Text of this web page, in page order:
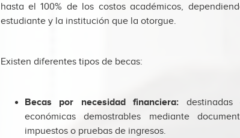
hasta el 100% de los costos académicos,
estudiante y la institución que la otorgue.
Existen diferentes tipos de becas:
Becas por necesidad financiera: destinadas
económicas demostrables mediante
impuestos o pruebas de ingresos.